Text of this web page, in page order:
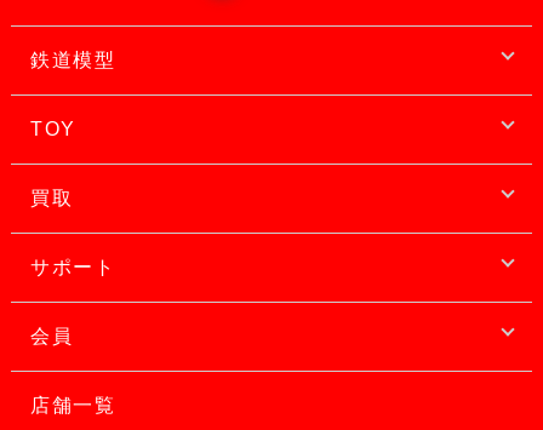
鉄道模型
TOY
買取
サポート
会員
店舗一覧